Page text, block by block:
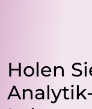
Holen